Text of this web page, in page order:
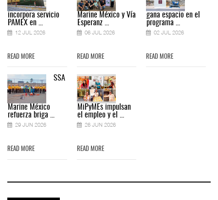
incorpora servicio
PAMEX en ...
12 JUL 2026
READ MORE
SSA
Marine México
refuerza briga ...
29 JUN 2026
READ MORE
Marine México y Vía
Esperanz ...
06 JUL 2026
READ MORE
MiPyMEs impulsan
el empleo y el ...
26 JUN 2026
READ MORE
gana espacio en el
programa ...
02 JUL 2026
READ MORE